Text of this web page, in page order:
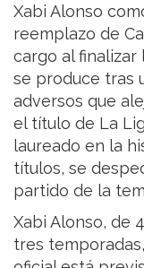
Xabi Alonso
reemplazo de
cargo al finalizar
se produce tras
adversos que
el título de La
laureado en la
títulos, se
partido de la
Xabi Alonso, de
tres